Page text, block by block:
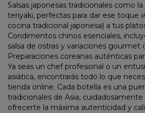
Salsas japonesas tradicionales como
teriyaki, perfectas para dar ese toque
cocina tradicional japonesa) a tus
Condimentos chinos esenciales,
salsa de ostras y variaciones gourmet
Preparaciones coreanas auténticas
Ya seas un chef profesional o un
asiática, encontrarás todo lo que
tienda online. Cada botella es una
tradicionales de Asia, cuidadosamente
ofrecerte la máxima autenticidad y